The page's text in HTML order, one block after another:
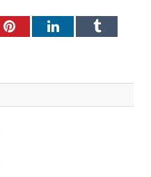
PinterestLinkedInTumblr